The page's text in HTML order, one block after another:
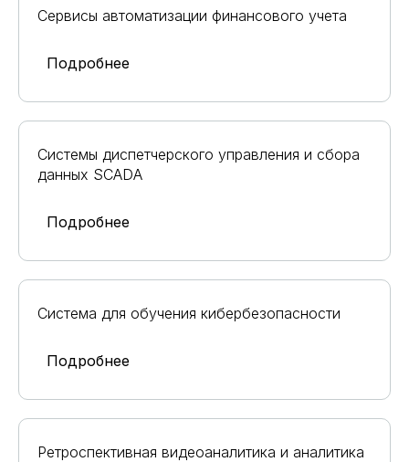
Сервисы автоматизации финансового учета
Подробнее
Системы диспетчерского управления и сбора
данных SCADA
Подробнее
Система для обучения кибербезопасности
Подробнее
Ретроспективная видеоаналитика и аналитика